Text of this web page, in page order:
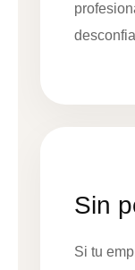
Sin
Si tu